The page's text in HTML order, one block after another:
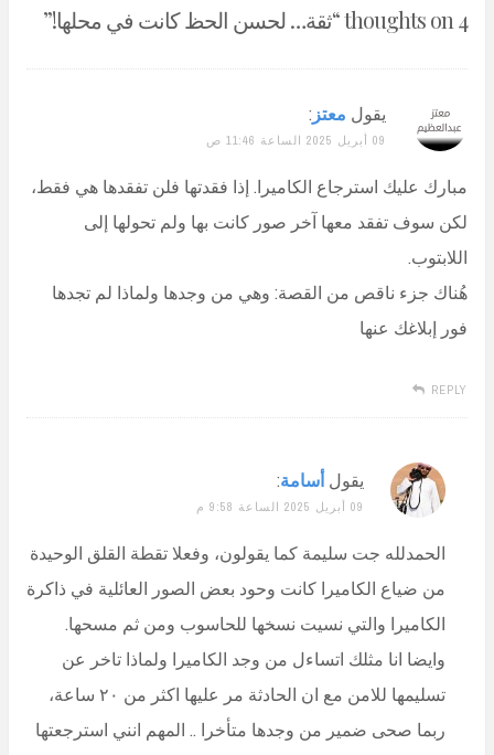
4 thoughts on “ ثقة… لحسن الحظ كانت في محلها!”
يقول معتز :
09 أبريل 2025 الساعة 11:46 ص
مبارك عليك استرجاع الكاميرا. إذا فقدتها فلن تفقدها هي فقط،
لكن سوف تفقد معها آخر صور كانت بها ولم تحولها إلى
اللابتوب.
هُناك جزء ناقص من القصة: وهي من وجدها ولماذا لم تجدها
فور إبلاغك عنها
REPLY
يقول أسامة:
09 أبريل 2025 الساعة 9:58 م
الحمدلله جت سليمة كما يقولون، وفعلا تقطة القلق الوحيدة
من ضياع الكاميرا كانت وحود بعض الصور العائلية في ذاكرة
الكاميرا والتي نسيت نسخها للحاسوب ومن ثم مسحها.
وايضا انا مثلك اتساءل من وجد الكاميرا ولماذا تاخر عن
تسليمها للامن مع ان الحادثة مر عليها اكثر من ٢٠ ساعة،
ربما صحى ضمير من وجدها متأخرا .. المهم انني استرجعتها